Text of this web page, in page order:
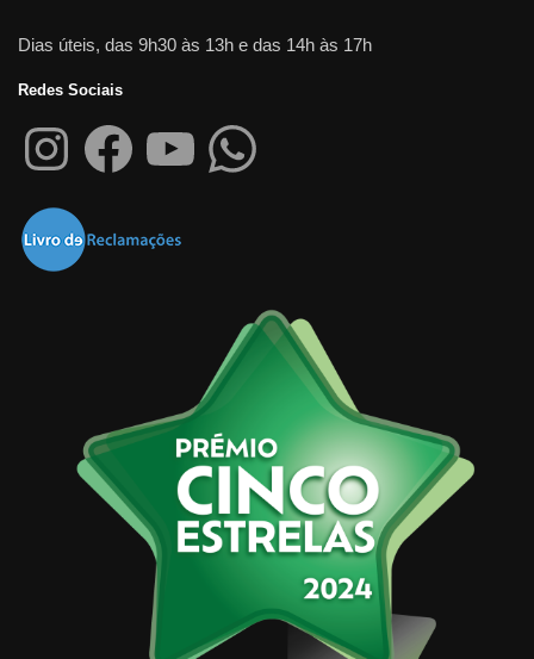
Dias úteis, das 9h30 às 13h e das 14h às 17h
Redes Sociais